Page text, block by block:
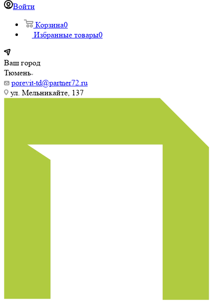
Войти
Корзина0
Избранные товары0
Ваш город
Тюмень
porevit-td@partner72.ru
ул. Мельникайте, 137